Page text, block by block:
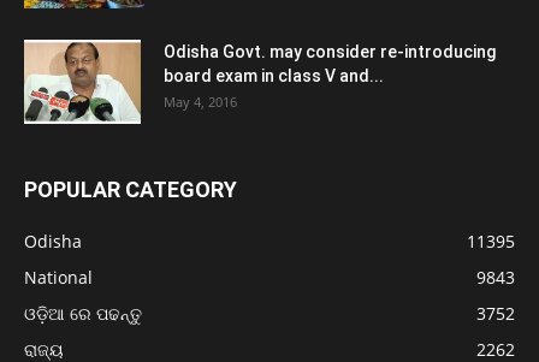
Odisha Govt. may consider re-introducing
board exam in class V and...
May 4, 2016
POPULAR CATEGORY
Odisha
11395
National
9843
ଓଡ଼ିଆ ରେ ପଢନ୍ତୁ
3752
ରାଜ୍ୟ
2262